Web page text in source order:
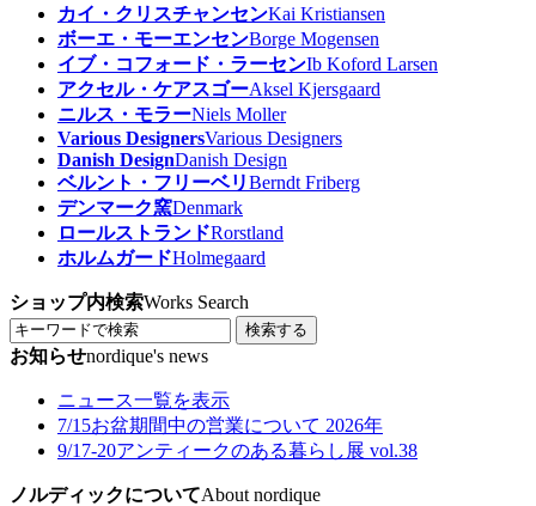
カイ・クリスチャンセンKai Kristiansen
ボーエ・モーエンセンBorge Mogensen
イブ・コフォード・ラーセンIb Koford Larsen
アクセル・ケアスゴーAksel Kjersgaard
ニルス・モラーNiels Moller
Various DesignersVarious Designers
Danish DesignDanish Design
ベルント・フリーベリBerndt Friberg
デンマーク窯Denmark
ロールストランドRorstland
ホルムガードHolmegaard
ショップ内検索Works Search
検索する
お知らせnordique's news
ニュース一覧を表示
7/15お盆期間中の営業について 2026年
9/17-20アンティークのある暮らし展 vol.38
ノルディックについてAbout nordique